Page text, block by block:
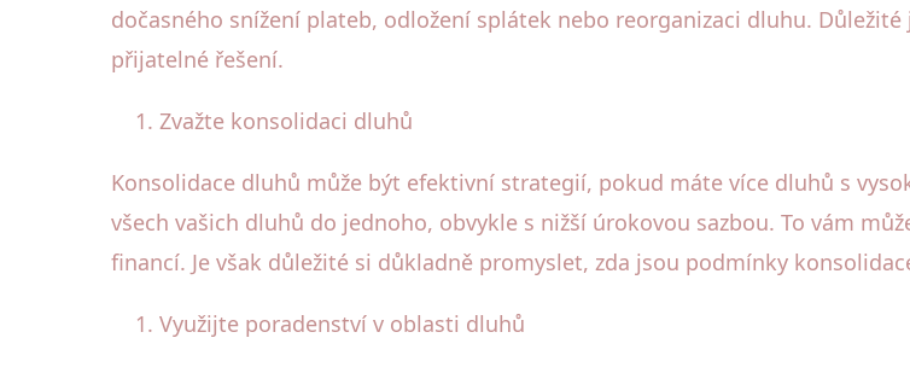
dočasného snížení plateb, odložení splátek nebo reorganizaci dluhu.
přijatelné řešení.
Zvažte konsolidaci dluhů
Konsolidace dluhů může být efektivní strategií, pokud máte více dluhů s
všech vašich dluhů do jednoho, obvykle s nižší úrokovou sazbou. To vám
financí. Je však důležité si důkladně promyslet, zda jsou podmínky
Využijte poradenství v oblasti dluhů